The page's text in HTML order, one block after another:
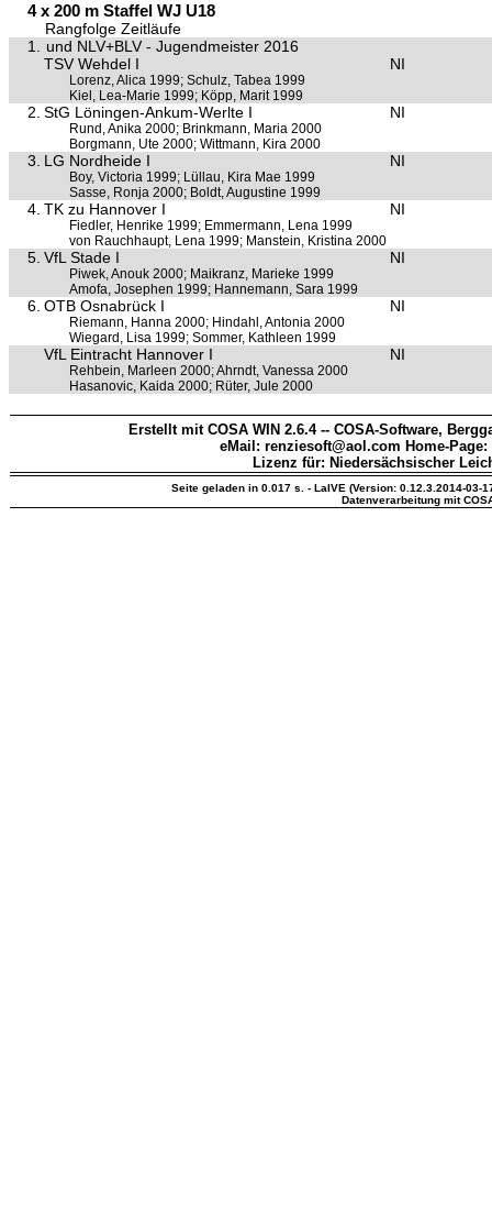
4 x 200 m Staffel WJ U18
Rangfolge Zeitläufe
1.
und NLV+BLV - Jugendmeister 2016
TSV Wehdel I
NI
Lorenz, Alica 1999; Schulz, Tabea 1999
Kiel, Lea-Marie 1999; Köpp, Marit 1999
2. StG Löningen-Ankum-Werlte I NI
Rund, Anika 2000; Brinkmann, Maria 2000
Borgmann, Ute 2000; Wittmann, Kira 2000
3. LG Nordheide I NI
Boy, Victoria 1999; Lüllau, Kira Mae 1999
Sasse, Ronja 2000; Boldt, Augustine 1999
4. TK zu Hannover I NI
Fiedler, Henrike 1999; Emmermann, Lena 1999
von Rauchhaupt, Lena 1999; Manstein, Kristina 2000
5. VfL Stade I NI
Piwek, Anouk 2000; Maikranz, Marieke 1999
Amofa, Josephen 1999; Hannemann, Sara 1999
6. OTB Osnabrück I NI
Riemann, Hanna 2000; Hindahl, Antonia 2000
Wiegard, Lisa 1999; Sommer, Kathleen 1999
VfL Eintracht Hannover I NI
Rehbein, Marleen 2000; Ahrndt, Vanessa 2000
Hasanovic, Kaida 2000; Rüter, Jule 2000
Erstellt mit COSA WIN 2.6.4 -- COSA-Software,
eMail: renziesoft@aol.com Home-Page:
Lizenz für: Niedersächsischer
Seite geladen in 0.017 s. - LaIVE (Version: 0.12.3.2014-03-
Datenverarbeitung mit